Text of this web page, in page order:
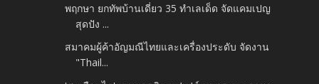
พฤกษา ยกทัพบ้านเดี่ยว 35 ทำเลเด็ด จัดแคมเปญ
สุดปัง ...
สมาคมผู้ค้าอัญมณีไทยและเครื่องประดับ จัดงาน
"Thail...